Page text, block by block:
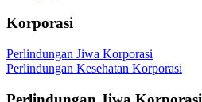
Korporasi
Perlindungan Jiwa Korporasi
Perlindungan Kesehatan Korporasi